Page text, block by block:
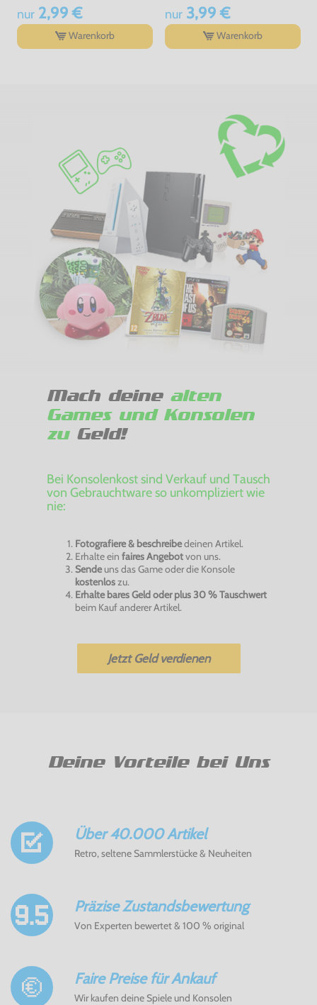
nur2,99 €
Warenkorb
nur3,99 €
Warenkorb
Mach deine alten
Games und Konsolen
zuGeld!
Bei Konsolenkost sind Verkauf und Tausch
von Gebrauchtware so unkompliziert wie
nie:
Fotografiere & beschreibedeinen Artikel.
Erhalte ein faires Angebotvon uns.
Sendeuns das Game oder die Konsole
kostenloszu.
Erhalte bares Geld oder plus 30 % Tauschwert
beim Kauf anderer Artikel.
Jetzt Geld verdienen
Deine Vorteile bei Uns
Über 40.000 Artikel
Retro, seltene Sammlerstücke & Neuheiten
Präzise Zustandsbewertung
Von Experten bewertet & 100 % original
Faire Preise für Ankauf
Wir kaufen deine Spiele und Konsolen